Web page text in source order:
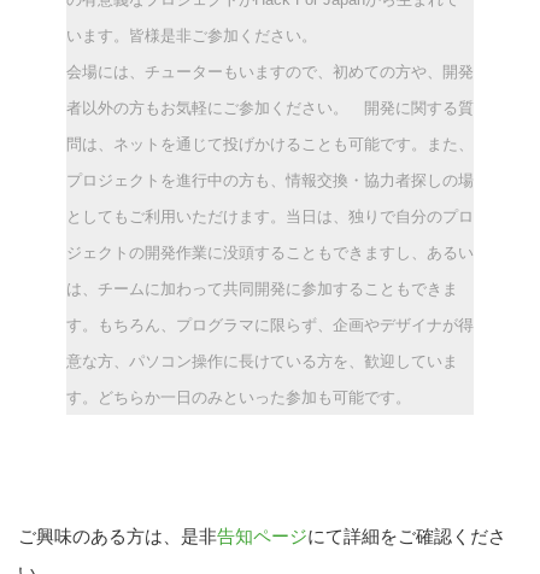
います。皆様是非ご参加ください。
会場には、チューターもいますので、初めての方や、開発
者以外の方もお気軽にご参加ください。 開発に関する質
問は、ネットを通じて投げかけることも可能です。また、
プロジェクトを進行中の方も、情報交換・協力者探しの場
としてもご利用いただけます。 当日は、独りで自分のプロ
ジェクトの開発作業に没頭することもできますし、あるい
は、チームに加わって共同開発に参加することもできま
す。
もちろん、プログラマに限らず、企画やデザイナが得
意な方、パソコン操作に長けている方を、歓迎していま
す。どちらか一日のみといった参加も可能です。
ご興味のある方は、是非告知ページにて詳細をご確認くださ